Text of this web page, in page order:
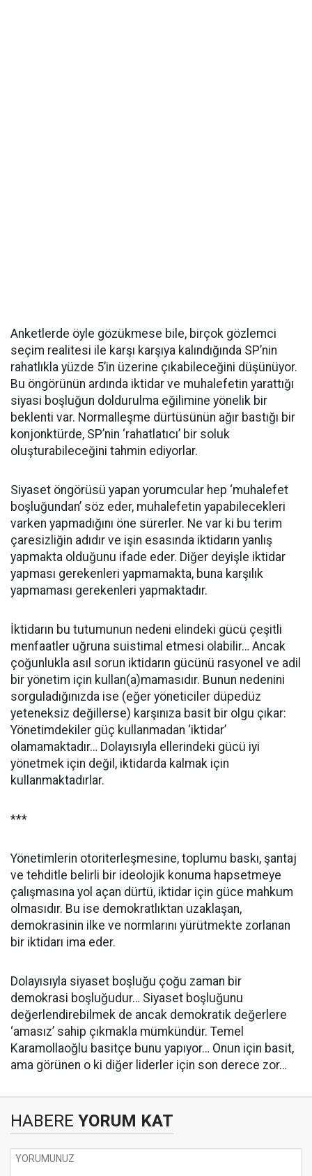
Anketlerde öyle gözükmese bile, birçok gözlemci
seçim realitesi ile karşı karşıya kalındığında SP’nin
rahatlıkla yüzde 5’in üzerine çıkabileceğini düşünüyor.
Bu öngörünün ardında iktidar ve muhalefetin yarattığı
siyasi boşluğun doldurulma eğilimine yönelik bir
beklenti var. Normalleşme dürtüsünün ağır bastığı bir
konjonktürde, SP’nin ‘rahatlatıcı’ bir soluk
oluşturabileceğini tahmin ediyorlar.
Siyaset öngörüsü yapan yorumcular hep ‘muhalefet
boşluğundan’ söz eder, muhalefetin yapabilecekleri
varken yapmadığını öne sürerler. Ne var ki bu terim
çaresizliğin adıdır ve işin esasında iktidarın yanlış
yapmakta olduğunu ifade eder. Diğer deyişle iktidar
yapması gerekenleri yapmamakta, buna karşılık
yapmaması gerekenleri yapmaktadır.
İktidarın bu tutumunun nedeni elindeki gücü çeşitli
menfaatler uğruna suistimal etmesi olabilir… Ancak
çoğunlukla asıl sorun iktidarın gücünü rasyonel ve adil
bir yönetim için kullan(a)mamasıdır. Bunun nedenini
sorguladığınızda ise (eğer yöneticiler düpedüz
yeteneksiz değillerse) karşınıza basit bir olgu çıkar:
Yönetimdekiler güç kullanmadan ‘iktidar’
olamamaktadır… Dolayısıyla ellerindeki gücü iyi
yönetmek için değil, iktidarda kalmak için
kullanmaktadırlar.
***
Yönetimlerin otoriterleşmesine, toplumu baskı, şantaj
ve tehditle belirli bir ideolojik konuma hapsetmeye
çalışmasına yol açan dürtü, iktidar için güce mahkum
olmasıdır. Bu ise demokratlıktan uzaklaşan,
demokrasinin ilke ve normlarını yürütmekte zorlanan
bir iktidarı ima eder.
Dolayısıyla siyaset boşluğu çoğu zaman bir
demokrasi boşluğudur… Siyaset boşluğunu
değerlendirebilmek de ancak demokratik değerlere
‘amasız’ sahip çıkmakla mümkündür. Temel
Karamollaoğlu basitçe bunu yapıyor… Onun için basit,
ama görünen o ki diğer liderler için son derece zor…
HABERE YORUM KAT